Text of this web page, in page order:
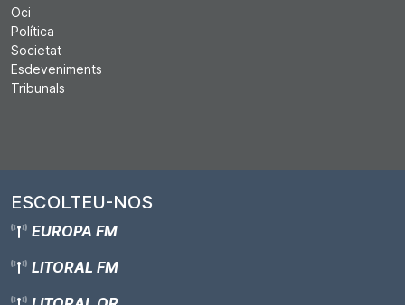
Oci
Política
Societat
Esdeveniments
Tribunals
ESCOLTEU-NOS
EUROPA FM
LITORAL FM